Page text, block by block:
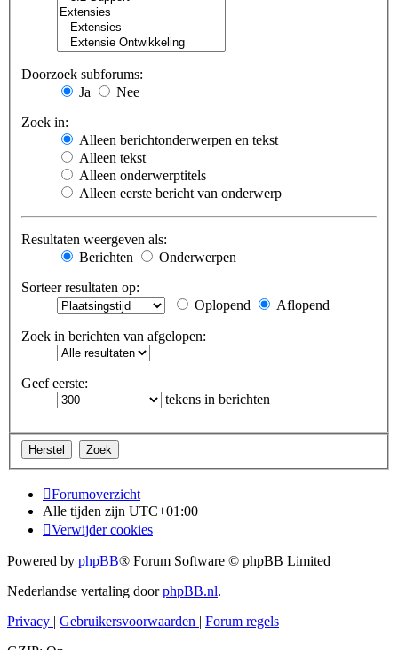
Doorzoek subforums:
Ja
Nee
Zoek in:
Alleen berichtonderwerpen en tekst
Alleen tekst
Alleen onderwerptitels
Alleen eerste bericht van onderwerp
Resultaten weergeven als:
Berichten
Onderwerpen
Sorteer resultaten op:
Oplopend
Aflopend
Zoek in berichten van afgelopen:
Geef eerste:
tekens in berichten
Forumoverzicht
Alle tijden zijn UTC+01:00
Verwijder cookies
Powered by phpBB® Forum Software © phpBB Limited
Nederlandse vertaling doorphpBB.nl.
Privacy | Gebruikersvoorwaarden | Forum regels